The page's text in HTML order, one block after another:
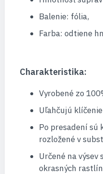
Balenie: fólia,
Farba: odtiene
Charakteristika:
Vyrobené zo
Uľahčujú
Po presadení sú
rozložené v
Určené na výsev
okrasných